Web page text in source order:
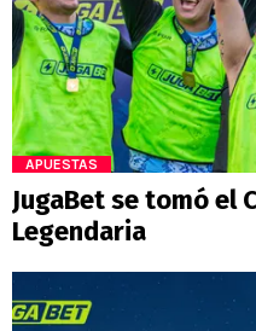
APUESTAS
JugaBet se tomó el
Legendaria